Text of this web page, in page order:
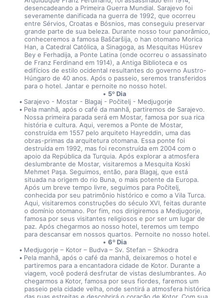
desencadeando a Primeira Guerra Mundial. Sarajevo foi
severamente danificada na guerra de 1992, que ocorreu
entre Sérvios, Croatas e Bósnios, mas conseguiu preservar
grande parte de sua beleza. Durante nosso tour panorâmico,
conheceremos a famosa Baščaršija, o han otomano Morica
Han, a Catedral Católica, a Sinagoga, as Mesquitas Hüsrev
Bey e Ferhadija, a Ponte Latina (onde ocorreu o assassinato
de Franz Ferdinand em 1914), a Antiga Biblioteca e os
edifícios de estilo ocidental resultantes do governo Austro-
Húngaro de 40 anos. Após o passeio, seremos transferidos
para o hotel. Jantar e pernoite no nosso hotel.
5º Dia
Sarajevo - Mostar - Blagaj - Počitelj - Medjugorje
Pela manhã, após o café da manhã, partiremos de Sarajevo.
Nossa primeira parada será em Mostar, famosa por sua rica
história e cultura. Aqui, veremos a Ponte de Mostar,
construída em 1557 pelo arquiteto Hayreddin, uma das
obras-primas da arquitetura otomana. Essa ponte foi
destruída em 1992, mas foi reconstruída em 2004 com o
apoio da República da Turquia. Após explorar a atmosfera
deslumbrante de Mostar, visitaremos a Mesquita Koski
Mehmet Paşa. Seguimos, então, para Blagaj, que está
situada na origem do rio Buna, o mais potente da Europa.
Após um breve tempo livre, seguimos para Počitelj,
conhecida por seu patrimônio histórico e como a Vila Turca.
Aqui, visitaremos construções do século XVI, feitas durante
o domínio otomano. Por fim, nos dirigiremos a Medjugorje,
famosa por seus visitantes religiosos e por ser um lugar de
paz. Após chegarmos ao nosso hotel, teremos um tempo
para descansar em nossos quartos. Pernoite no nosso hotel.
6º Dia
Medjugorje – Kotor – Budva – Sv. Stefan – Shkodra
Pela manhã, após o café da manhã, deixaremos o hotel e
partiremos para a encantadora cidade de Kotor. Durante a
viagem, você poderá desfrutar de vistas deslumbrantes. Ao
chegarmos a Kotor, famosa por seus fiordes, faremos um
passeio pela cidade velha, onde sentirá a atmosfera histórica